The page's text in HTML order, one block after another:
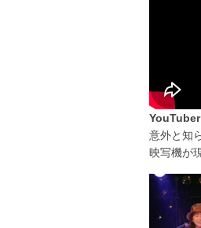
YouTuber
意外と知
映写機が